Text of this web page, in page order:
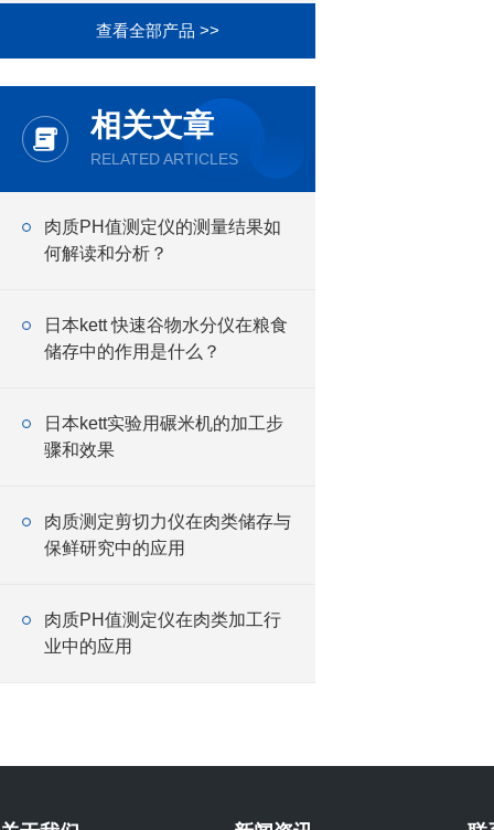
查看全部产品 >>
相关文章
RELATED ARTICLES
肉质PH值测定仪的测量结果如
何解读和分析？
日本kett 快速谷物水分仪在粮食
储存中的作用是什么？
日本kett实验用碾米机的加工步
骤和效果
肉质测定剪切力仪在肉类储存与
保鲜研究中的应用
肉质PH值测定仪在肉类加工行
业中的应用